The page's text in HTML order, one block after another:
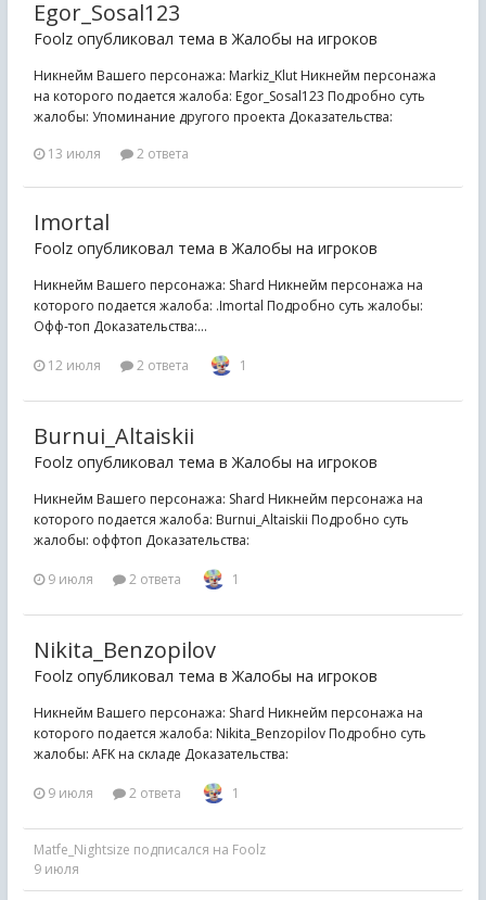
Egor_Sosal123
Foolz опубликовал тема в Жалобы на игроков
Никнейм Вашего персонажа: Markiz_Klut Никнейм персонажа
на которого подается жалоба: Egor_Sosal123 Подробно суть
жалобы: Упоминание другого проекта Доказательства:
13 июля
2 ответа
Imortal
Foolz опубликовал тема в Жалобы на игроков
Никнейм Вашего персонажа: Shard Никнейм персонажа на
которого подается жалоба: .Imortal Подробно суть жалобы:
Офф-топ Доказательства:...
12 июля 2 ответа 1
Burnui_Altaiskii
Foolz опубликовал тема в Жалобы на игроков
Никнейм Вашего персонажа: Shard Никнейм персонажа на
которого подается жалоба: Burnui_Altaiskii Подробно суть
жалобы: оффтоп Доказательства:
9 июля 2 ответа 1
Nikita_Benzopilov
Foolz опубликовал тема в Жалобы на игроков
Никнейм Вашего персонажа: Shard Никнейм персонажа на
которого подается жалоба: Nikita_Benzopilov Подробно суть
жалобы: AFK на складе Доказательства:
9 июля 2 ответа 1
Matfe_Nightsize подписался на Foolz
9 июля